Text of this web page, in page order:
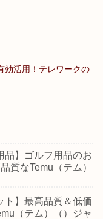
効活用！テレワークの
品】ゴルフ用品のお
質なTemu（テム）
ト】最高品質＆低価
（テム）（）ジャ